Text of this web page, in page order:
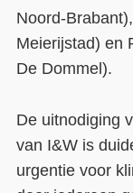
Noord-
Meierijstad) en
De Dommel).
De uitnodiging
van I&W is
urgentie voor